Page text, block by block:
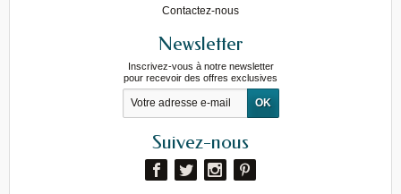
Contactez-nous
Newsletter
Inscrivez-vous à notre newsletter
pour recevoir des offres exclusives
Suivez-nous